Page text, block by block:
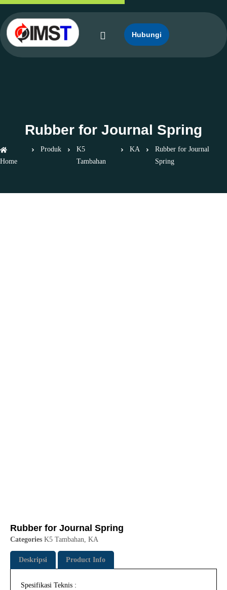
Hubungi
Rubber for Journal Spring
Home
Produk
K5
Tambahan
KA
Rubber for Journal
Spring
Rubber for Journal Spring
Categories K5 Tambahan, KA
Deskripsi Product Info
Spesifikasi Teknis :